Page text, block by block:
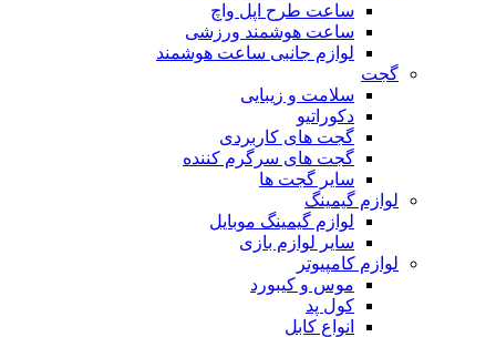
ساعت طرح اپل واچ
ساعت هوشمند ورزشی
لوازم جانبی ساعت هوشمند
گجت
سلامت و زیبایی
دکوراتیو
گجت های کاربردی
گجت های سرگرم کننده
سایر گجت ها
لوازم گیمینگ
لوازم گیمینگ موبایل
سایر لوازم بازی
لوازم کامپیوتر
موس و کیبورد
کول پد
انواع کابل